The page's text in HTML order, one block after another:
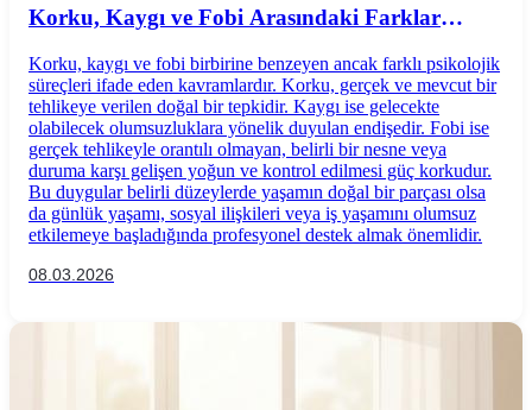
Korku, Kaygı ve Fobi Arasındaki Farklar
Yöntemleri
Korku, kaygı ve fobi birbirine benzeyen ancak farklı psikolojik
süreçleri ifade eden kavramlardır. Korku, gerçek ve mevcut bir
tehlikeye verilen doğal bir tepkidir. Kaygı ise gelecekte
olabilecek olumsuzluklara yönelik duyulan endişedir. Fobi ise
gerçek tehlikeyle orantılı olmayan, belirli bir nesne veya
duruma karşı gelişen yoğun ve kontrol edilmesi güç korkudur.
Bu duygular belirli düzeylerde yaşamın doğal bir parçası olsa
da günlük yaşamı, sosyal ilişkileri veya iş yaşamını olumsuz
etkilemeye başladığında profesyonel destek almak önemlidir.
08.03.2026